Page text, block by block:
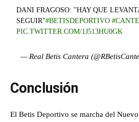
DANI FRAGOSO: "HAY QUE
SEGUIR"#BETISDEPORTIVO
PIC.TWITTER.COM/1J513HU0GK
— Real Betis Cantera
Conclusión
El Betis Deportivo se marcha del